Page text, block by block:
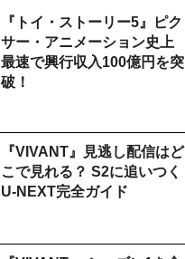
『トイ・ストーリー5』ピク
サー・アニメーション史上
最速で興行収入100億円を突
破！
『VIVANT』見逃し配信はど
こで見れる？ S2に追いつく
U-NEXT完全ガイド